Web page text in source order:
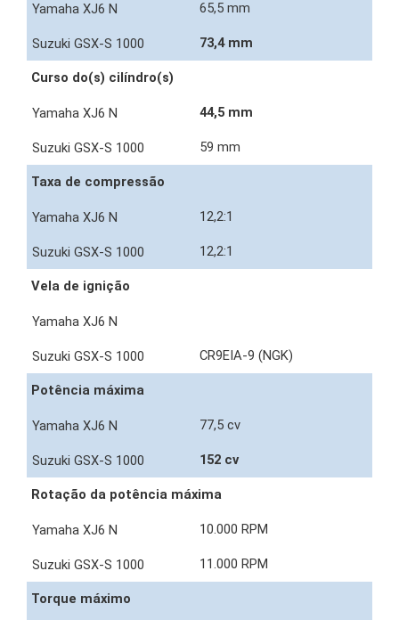
65,5 mm
73,4 mm
Curso do(s) cilíndro(s)
44,5 mm
59 mm
Taxa de compressão
12,2:1
12,2:1
Vela de ignição
CR9EIA-9 (NGK)
Potência máxima
77,5 cv
152 cv
Rotação da potência máxima
10.000 RPM
11.000 RPM
Torque máximo